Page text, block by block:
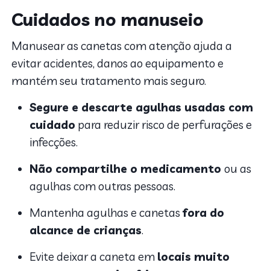
Cuidados no manuseio
Manusear as canetas com atenção ajuda a
evitar acidentes, danos ao equipamento e
mantém seu tratamento mais seguro.
Segure e descarte agulhas usadas com
cuidado para reduzir risco de perfurações e
infecções.
Não compartilhe o medicamentoou as
agulhas com outras pessoas.
Mantenha agulhas e canetasfora do
alcance de crianças.
Evite deixar a caneta em locais muito